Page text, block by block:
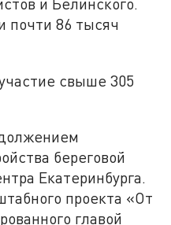
почти 86 тысяч
свыше 305
береговой
Екатеринбурга.
проекта «От
главой